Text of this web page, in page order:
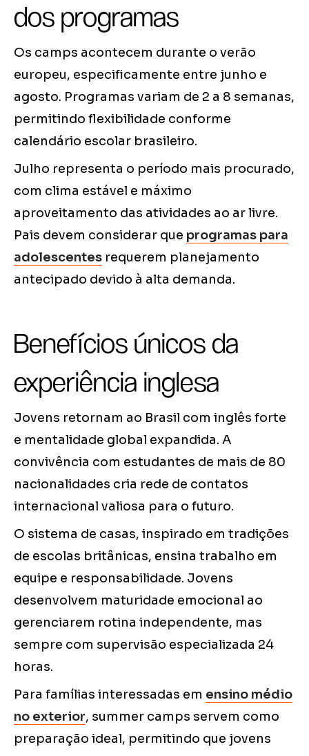
dos programas
Os camps acontecem durante o verão
europeu, especificamente entre junho e
agosto. Programas variam de 2 a 8 semanas,
permitindo flexibilidade conforme
calendário escolar brasileiro.
Julho representa o período mais procurado,
com clima estável e máximo
aproveitamento das atividades ao ar livre.
Pais devem considerar que programas para
adolescentes requerem planejamento
antecipado devido à alta demanda.
Benefícios únicos da
experiência inglesa
Jovens retornam ao Brasil com inglês forte
e mentalidade global expandida. A
convivência com estudantes de mais de 80
nacionalidades cria rede de contatos
internacional valiosa para o futuro.
O sistema de casas, inspirado em tradições
de escolas britânicas, ensina trabalho em
equipe e responsabilidade. Jovens
desenvolvem maturidade emocional ao
gerenciarem rotina independente, mas
sempre com supervisão especializada 24
horas.
Para famílias interessadas em ensino médio
no exterior, summer camps servem como
preparação ideal, permitindo que jovens